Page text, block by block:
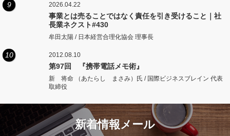
9 2026.04.22
事業とは売ることではなく責任を引き受けること｜社
長業ネクスト#430
牟田太陽 / 日本経営合理化協会 理事長
10 2012.08.10
第97回 『携帯電話メモ術』
新 将命 （あたらし まさみ）氏 / 国際ビジネスブレイン 代表
取締役
新着情報メール